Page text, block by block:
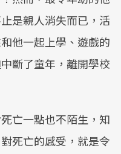
是親人消失而已，活
他一起上學、遊戲的
斷了童年，離開學校
亡一點也不陌生，知
死亡的感受，就是令